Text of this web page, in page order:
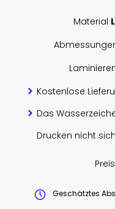
Material
Kostenlose
Das
Drucken nicht
Preis
Geschätztes